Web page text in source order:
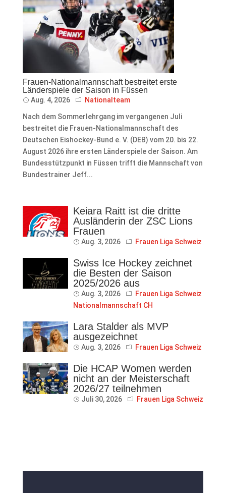
Frauen-Nationalmannschaft bestreitet erste
Länderspiele der Saison in Füssen
Aug. 4, 2026 Nationalteam
Nach dem Sommerlehrgang im vergangenen Juli
bestreitet die Frauen-Nationalmannschaft des
Deutschen Eishockey-Bund e. V. (DEB) vom 20. bis 22.
August 2026 ihre ersten Länderspiele der Saison. Am
Bundesstützpunkt in Füssen trifft die Mannschaft von
Bundestrainer Jeff...
Keiara Raitt ist die dritte
Ausländerin der ZSC Lions
Frauen
Aug. 3, 2026 Frauen Liga Schweiz
Swiss Ice Hockey zeichnet
die Besten der Saison
2025/2026 aus
Aug. 3, 2026
Frauen Liga Schweiz
Nationalmannschaft CH
Lara Stalder als MVP
ausgezeichnet
Aug. 3, 2026 Frauen Liga Schweiz
Die HCAP Women werden
nicht an der Meisterschaft
2026/27 teilnehmen
Juli 30, 2026 Frauen Liga Schweiz